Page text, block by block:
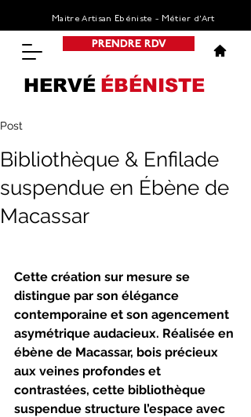
Maitre Artisan Ebéniste - Métier d’Art
PRENDRE RDV
HERVÉ ÉBÉNISTE
Post
Bibliothèque & Enfilade
suspendue en Ébène de
Macassar
Cette création sur mesure se
distingue par son élégance
contemporaine et son agencement
asymétrique audacieux. Réalisée en
ébène de Macassar, bois précieux
aux veines profondes et
contrastées, cette bibliothèque
suspendue structure l’espace avec